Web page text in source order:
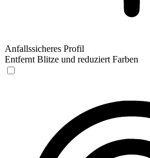
Anfallssicheres Profil
Entfernt Blitze und reduziert Farben